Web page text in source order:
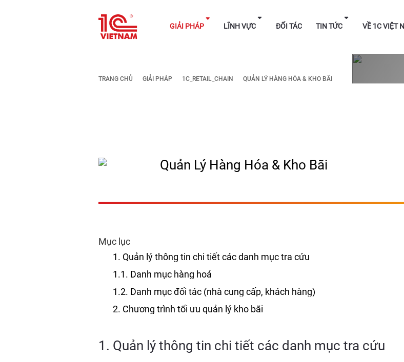
GIẢI PHÁP LĨNH VỰC ĐỐI TÁC TIN TỨC
TRANG CHỦ GIẢI PHÁP 1C_RETAIL_CHAIN QUẢN LÝ HÀNG HÓA & KHO BÃI
Quản Lý Hàng Hóa & Kho Bãi
Mục lục
1. Quản lý thông tin chi tiết các danh mục tra cứu
1.1. Danh mục hàng hoá
1.2. Danh mục đối tác (nhà cung cấp, khách hàng)
2. Chương trình tối ưu quản lý kho bãi
1. Quản lý thông tin chi tiết các danh mục tra cứu